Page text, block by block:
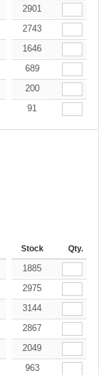
13.29
2901
13.29
2743
17.10
1646
20.21
689
20.21
200
20.21
91
144-287 288 + More
Stock Qty.
13.29
1885
13.29
2975
13.29
3144
13.29
2867
17.10
2049
20.21
963